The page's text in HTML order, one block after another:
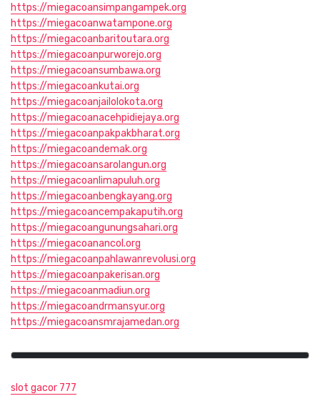
https://miegacoansimpangampek.org
https://miegacoanwatampone.org
https://miegacoanbaritoutara.org
https://miegacoanpurworejo.org
https://miegacoansumbawa.org
https://miegacoankutai.org
https://miegacoanjailolokota.org
https://miegacoanacehpidiejaya.org
https://miegacoanpakpakbharat.org
https://miegacoandemak.org
https://miegacoansarolangun.org
https://miegacoanlimapuluh.org
https://miegacoanbengkayang.org
https://miegacoancempakaputih.org
https://miegacoangunungsahari.org
https://miegacoanancol.org
https://miegacoanpahlawanrevolusi.org
https://miegacoanpakerisan.org
https://miegacoanmadiun.org
https://miegacoandrmansyur.org
https://miegacoansmrajamedan.org
slot gacor 777